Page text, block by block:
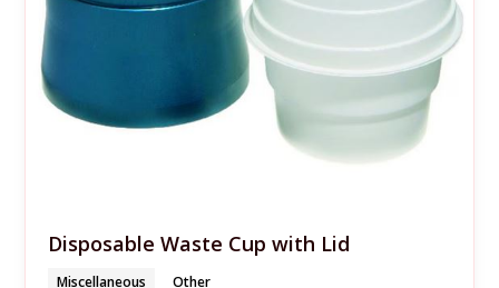
Disposable Waste Cup with Lid
Miscellaneous Other